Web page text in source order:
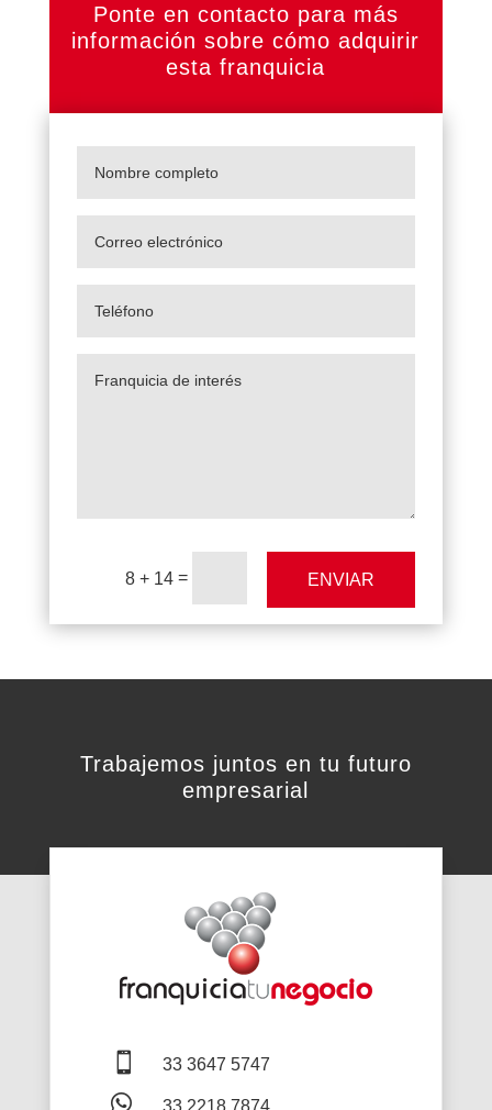
Ponte en contacto para más
información sobre cómo adquirir
esta franquicia
8 + 14 = ENVIAR
Trabajemos juntos en tu futuro
empresarial
 33 3647 5747
